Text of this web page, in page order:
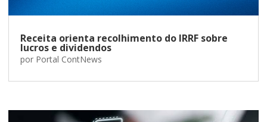
Receita orienta recolhimento do IRRF sobre
lucros e dividendos
por Portal ContNews